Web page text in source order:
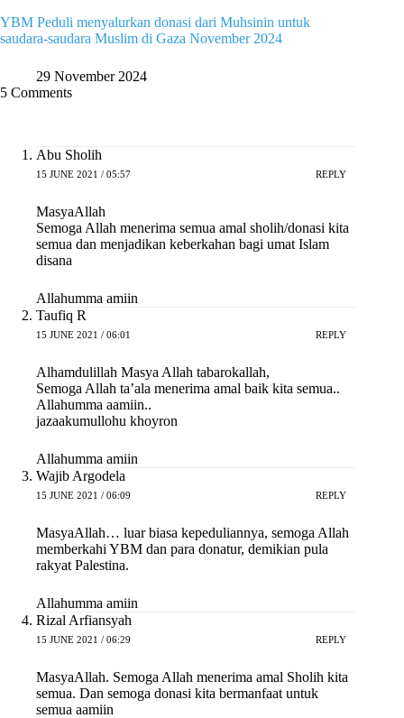
YBM Peduli menyalurkan donasi dari Muhsinin untuk
saudara-saudara Muslim di Gaza November 2024
29 November 2024
5 Comments
Abu Sholih
15 JUNE 2021 / 05:57 REPLY
MasyaAllah
Semoga Allah menerima semua amal sholih/donasi kita
semua dan menjadikan keberkahan bagi umat Islam
disana
Allahumma amiin
Taufiq R
15 JUNE 2021 / 06:01 REPLY
Alhamdulillah Masya Allah tabarokallah,
Semoga Allah ta’ala menerima amal baik kita semua..
Allahumma aamiin..
jazaakumullohu khoyron
Allahumma amiin
Wajib Argodela
15 JUNE 2021 / 06:09 REPLY
MasyaAllah… luar biasa kepeduliannya, semoga Allah
memberkahi YBM dan para donatur, demikian pula
rakyat Palestina.
Allahumma amiin
Rizal Arfiansyah
15 JUNE 2021 / 06:29 REPLY
MasyaAllah. Semoga Allah menerima amal Sholih kita
semua. Dan semoga donasi kita bermanfaat untuk
semua aamiin